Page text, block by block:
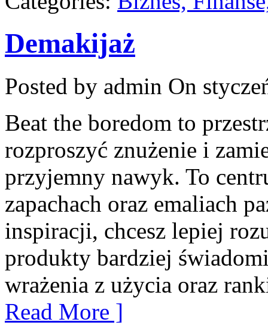
Demakijaż
Posted by admin On
Beat the boredom to
rozproszyć znużenie i
przyjemny nawyk. To
zapachach oraz emaliach
inspiracji, chcesz lepiej
produkty bardziej
wrażenia z użycia oraz
Read More ]